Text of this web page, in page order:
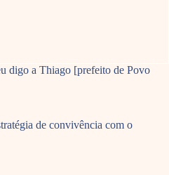
digo a Thiago [prefeito de Povo
de convivência com o